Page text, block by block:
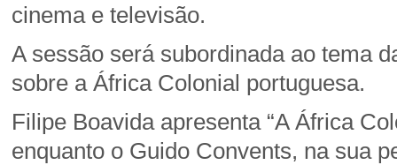
cinema e televisão.
A sessão será subordinada ao tema
sobre a África Colonial portuguesa.
Filipe Boavida apresenta “A África
enquanto o Guido Convents, na sua